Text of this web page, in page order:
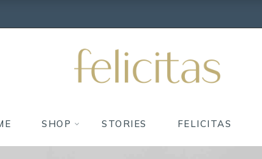
SHOP STORIES FELICITAS